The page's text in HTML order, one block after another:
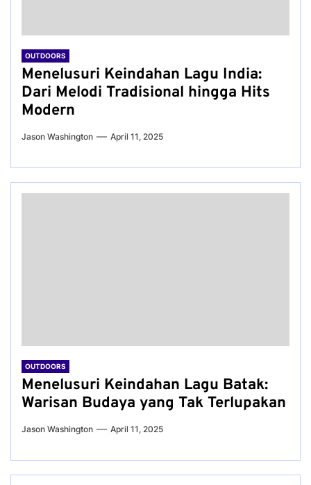
OUTDOORS
Menelusuri Keindahan Lagu India:
Dari Melodi Tradisional hingga Hits
Modern
Jason Washington April 11, 2025
OUTDOORS
Menelusuri Keindahan Lagu Batak:
Warisan Budaya yang Tak Terlupakan
Jason Washington April 11, 2025